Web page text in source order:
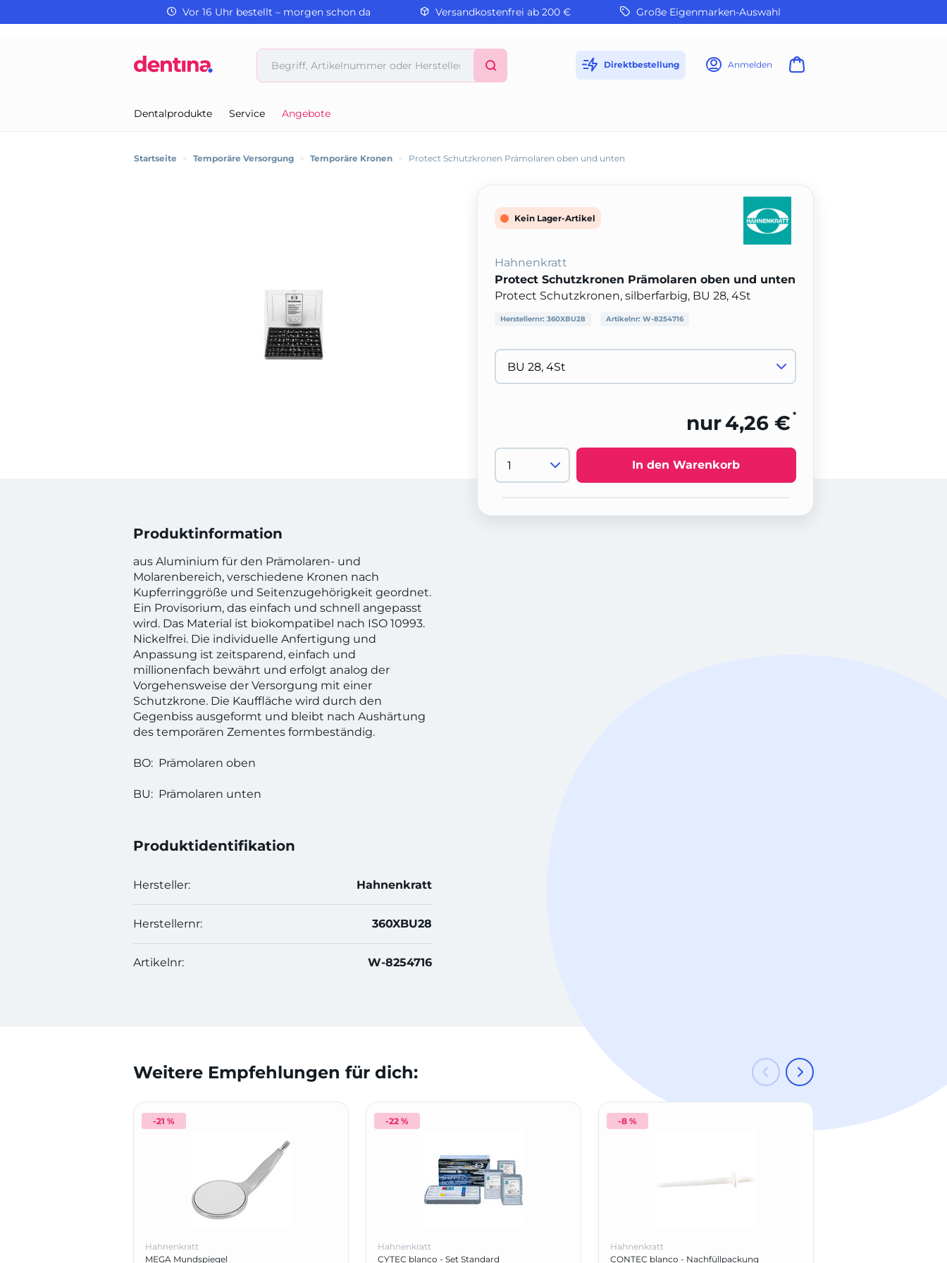
Vor 16 Uhr bestellt – morgen schon da Versandkostenfrei ab 200 € Große Eigenmarken-Auswahl
Direktbestellung Anmelden
Dentalprodukte Service Angebote
Startseite > Temporäre Versorgung > Temporäre Kronen > Protect Schutzkronen Prämolaren oben und unten
Produktinformation
aus Aluminium für den Prämolaren- und
Molarenbereich, verschiedene Kronen nach
Kupferringgröße und Seitenzugehörigkeit geordnet.
Ein Provisorium, das einfach und schnell angepasst
wird. Das Material ist biokompatibel nach ISO 10993.
Nickelfrei. Die individuelle Anfertigung und
Anpassung ist zeitsparend, einfach und
millionenfach bewährt und erfolgt analog der
Vorgehensweise der Versorgung mit einer
Schutzkrone. Die Kauffläche wird durch den
Gegenbiss ausgeformt und bleibt nach Aushärtung
des temporären Zementes formbeständig.
BO: Prämolaren oben
BU: Prämolaren unten
Produktidentifikation
Hersteller: Hahnenkratt
Herstellernr: 360XBU28
Artikelnr: W-8254716
Kein Lager-Artikel
Hahnenkratt
Protect Schutzkronen Prämolaren oben und unten
Protect Schutzkronen, silberfarbig, BU 28, 4St
Herstellernr: 360XBU28 Artikelnr: W-8254716
nur4,26 € *
In den Warenkorb
Weitere Empfehlungen für dich:
-21 %
Hahnenkratt
MEGA Mundspiegel
-22 %
Hahnenkratt
CYTEC blanco - Set Standard
-8 %
Hahnenkratt
CONTEC blanco - Nachfüllpackung
-21 %